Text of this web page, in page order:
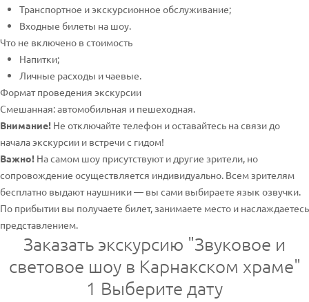
Транспортное и экскурсионное обслуживание;
Входные билеты на шоу.
Что не включено в стоимость
Напитки;
Личные расходы и чаевые.
Формат проведения экскурсии
Смешанная: автомобильная и пешеходная.
Внимание! Не отключайте телефон и оставайтесь на связи до
начала экскурсии и встречи с гидом!
Важно! На самом шоу присутствуют и другие зрители, но
сопровождение осуществляется индивидуально. Всем зрителям
бесплатно выдают наушники — вы сами выбираете язык озвучки.
По прибытии вы получаете билет, занимаете место и наслаждаетесь
представлением.
Заказать экскурсию "Звуковое и
световое шоу в Карнакском храме"
1 Выберите дату